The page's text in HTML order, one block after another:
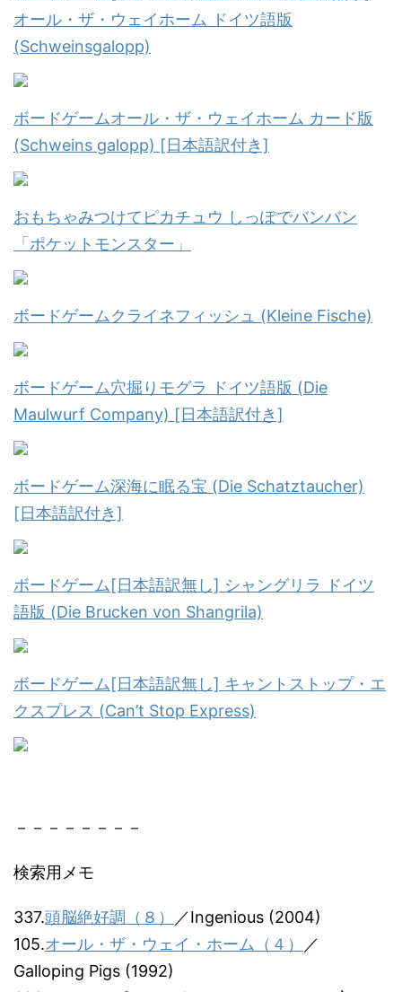
オール・ザ・ウェイホーム ドイツ語版
(Schweinsgalopp)
ボードゲームオール・ザ・ウェイホーム カード版
(Schweins galopp) [日本語訳付き]
おもちゃみつけてピカチュウ しっぽでバンバン
「ポケットモンスター」
ボードゲームクライネフィッシュ (Kleine Fische)
ボードゲーム穴掘りモグラ ドイツ語版 (Die
Maulwurf Company) [日本語訳付き]
ボードゲーム深海に眠る宝 (Die Schatztaucher)
[日本語訳付き]
ボードゲーム[日本語訳無し] シャングリラ ドイツ
語版 (Die Brucken von Shangrila)
ボードゲーム[日本語訳無し] キャントストップ・エ
クスプレス (Can’t Stop Express)
－－－－－－－－
検索用メモ
337.頭脳絶好調（８）
／Ingenious (2004)
105.オール・ザ・ウェイ・ホーム（４）
／
Galloping Pigs (1992)